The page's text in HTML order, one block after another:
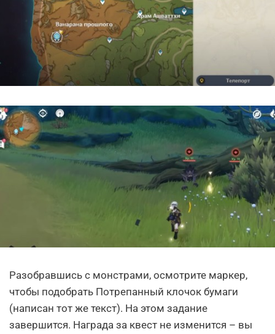
Разобравшись с монстрами, осмотрите маркер,
чтобы подобрать Потрепанный клочок бумаги
(написан тот же текст). На этом задание
завершится. Награда за квест не изменится – вы